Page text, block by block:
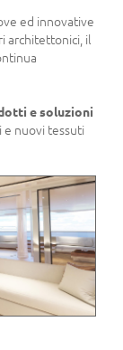
ed innovative
architettonici, il
e soluzioni
e nuovi tessuti